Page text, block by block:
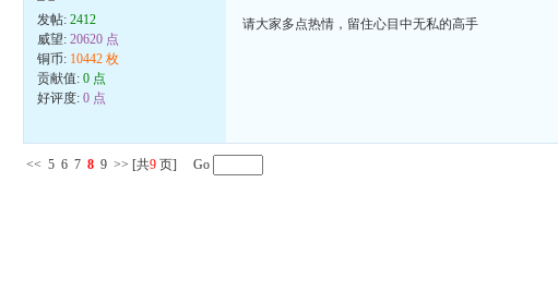
发帖:2412
威望:20620 点
铜币: 10442 枚
贡献值:0 点
好评度:0 点
请大家多点热情，留住心目中无私的高手
<< 5 6 7 8 9 >> [共9 页] Go